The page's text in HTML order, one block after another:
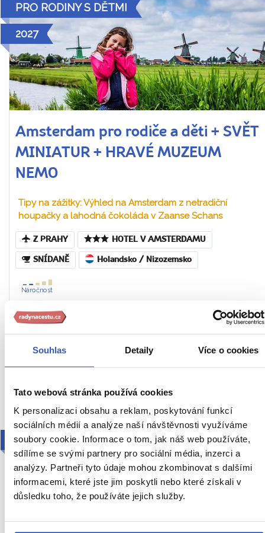
Souhlas Detaily Více o cookies
Tato webová stránka používá cookies
K personalizaci obsahu a reklam, poskytování funkcí
sociálních médií a analýze naší návštěvnosti využíváme
soubory cookie. Informace o tom, jak náš web používáte,
sdílíme se svými partnery pro sociální média, inzerci a
analýzy. Partneři tyto údaje mohou zkombinovat s dalšími
informacemi, které jste jim poskytli nebo které získali v
důsledku toho, že používáte jejich služby.
PRO RODINY S DĚTMI
2027
Amsterdam pro rodiče a děti + SVĚT
MINIATUR + HRAVÉ MUZEUM
NEMO
Tipy na zážitky: Výhled na Amsterdam z netradiční
houpačky a lahodná čokoláda v Zaanse Schans
Z PRAHY HOTEL V AMSTERDAMU
SNÍDANĚ Holandsko / Nizozemsko
Náročnost
3. – 6. 7. 2027 (4 dny / 3 noci)
Ukaž
2027